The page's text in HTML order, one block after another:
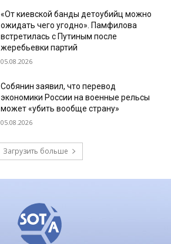
«От киевской банды детоубийц можно
ожидать чего угодно». Памфилова
встретилась с Путиным после
жеребьевки партий
05.08.2026
Собянин заявил, что перевод
экономики России на военные рельсы
может «убить вообще страну»
05.08.2026
Загрузить больше